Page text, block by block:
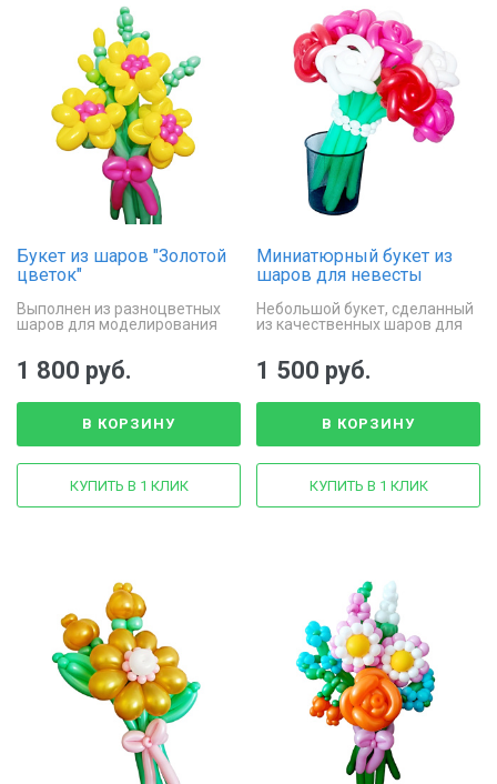
Букет из шаров "Золотой
цветок"
Выполнен из разноцветных
шаров для моделирования
1 800 руб.
В КОРЗИНУ
КУПИТЬ В 1 КЛИК
Миниатюрный букет из
шаров для невесты
Небольшой букет, сделанный
из качественных шаров для
1 500 руб.
В КОРЗИНУ
КУПИТЬ В 1 КЛИК